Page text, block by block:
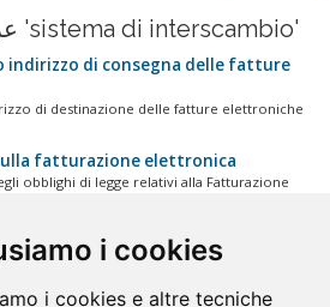
i cookies
i cookies e altre tecniche
عرض المواد المحددة 'sistema di interscambio'
indirizzo di consegna delle fatture
di destinazione delle fatture elettroniche
fatturazione elettronica
obblighi di legge relativi alla Fatturazione